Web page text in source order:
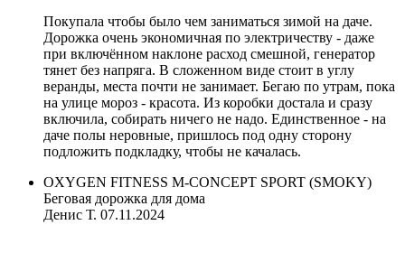
Покупала чтобы было чем заниматься зимой на даче.
Дорожка очень экономичная по электричеству - даже
при включённом наклоне расход смешной, генератор
тянет без напряга. В сложенном виде стоит в углу
веранды, места почти не занимает. Бегаю по утрам, пока
на улице мороз - красота. Из коробки достала и сразу
включила, собирать ничего не надо. Единственное - на
даче полы неровные, пришлось под одну сторону
подложить подкладку, чтобы не качалась.
OXYGEN FITNESS M-CONCEPT SPORT (SMOKY)
Беговая дорожка для дома
Денис Т. 07.11.2024